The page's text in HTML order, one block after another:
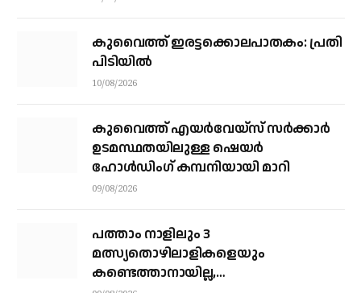
കുവൈത്ത് ഇരട്ടക്കൊലപാതകം: പ്രതി
പിടിയിൽ
10/08/2026
കുവൈത്ത് എയര്‍വേയ്‌സ് സര്‍ക്കാര്‍
ഉടമസ്ഥതയിലുള്ള ഷെയര്‍
ഹോള്‍ഡിംഗ് കമ്പനിയായി മാറി
09/08/2026
പത്താം നാളിലും 3
മത്സ്യതൊഴിലാളികളെയും
കണ്ടെത്താനായില്ല,